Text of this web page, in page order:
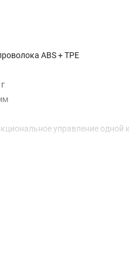
ABS + TPE
управление одной